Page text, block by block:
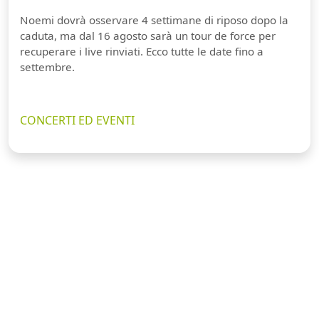
Noemi dovrà osservare 4 settimane di riposo dopo la
caduta, ma dal 16 agosto sarà un tour de force per
recuperare i live rinviati. Ecco tutte le date fino a
settembre.
CONCERTI ED EVENTI